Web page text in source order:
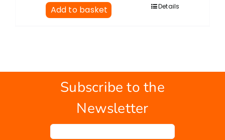
Add to basket Details
Subscribe to the
Newsletter